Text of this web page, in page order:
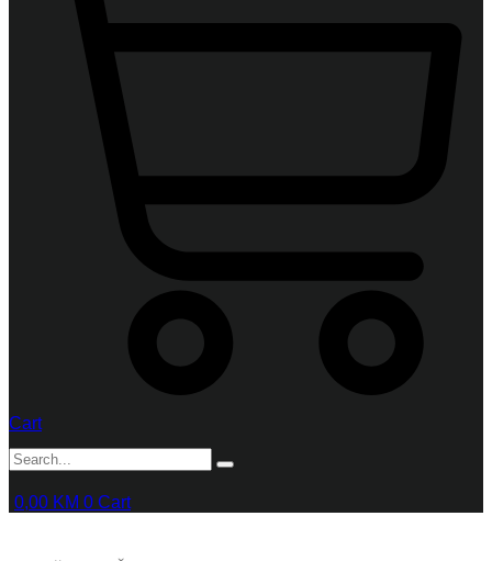
Cart
0,00 KM 0 Cart